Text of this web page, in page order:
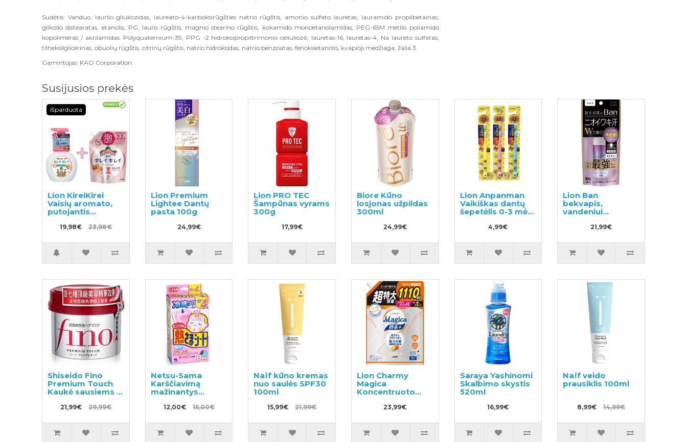
Sudėtis: Vanduo, laurilo gliukozidas, laureato-4-karboksirūgšties natrio rūgštis, amonio sulfato lauretas, lauramido propilbetainas,
glikolio distearatas, etanolis, PG, lauro rūgštis, magnio stearino rūgštis, kokamido monoetanolamidas, PEG-65M metilo poliamido
kopolimeras / akrilamidas. Polyquaternium-39, PPG -2 hidroksipropiltrimonio celiuliozė, lauretas-16, lauretas-4, Na laureto sulfatas,
tilheksilglicerinas, obuolių rūgštis, citrinų rūgštis, natrio hidroksidas, natrio benzoatas, fenoksietanolis, kvapioji medžiaga, žalia 3.
Gamintojas: KAO Corporation
Susijusios prekės
Išparduota
Lion KireiKirei
Vaisių aromato,
putojantis
skystas muilas
250ml +
450ml
19,98€ 23,98€
Lion Premium
Lightee Dantų
pasta 100g
24,99€
Lion PRO TEC
Šampūnas vyrams
300g
17,99€
Biore Kūno
losjonas užpildas
300ml
24,99€
Lion Anpanman
Vaikiškas dantų
šepetėlis 0-3 mėn
4,99€
Lion Ban
bekvapis,
vandeniui
dezodorantas-
40ml
21,99€
Shiseido Fino
Premium Touch
Kaukė sausiems ir
pažeistiems
plaukams 230g
21,99€ 29,99€
Netsu-Sama
Karščiavimą
mažinantys
pleistrai vaikams
nuo 2 iki 10 metų
12,00€ 15,00€
Naïf kūno kremas
nuo saulės SPF30
100ml
15,99€ 21,99€
Lion Charmy
Magica
Koncentruoto
indų ploviklio
užpildas 1110ml
23,99€
Saraya Yashinomi
Skalbimo skystis
520ml
16,99€
Naïf veido
prausiklis 100ml
8,99€ 14,99€